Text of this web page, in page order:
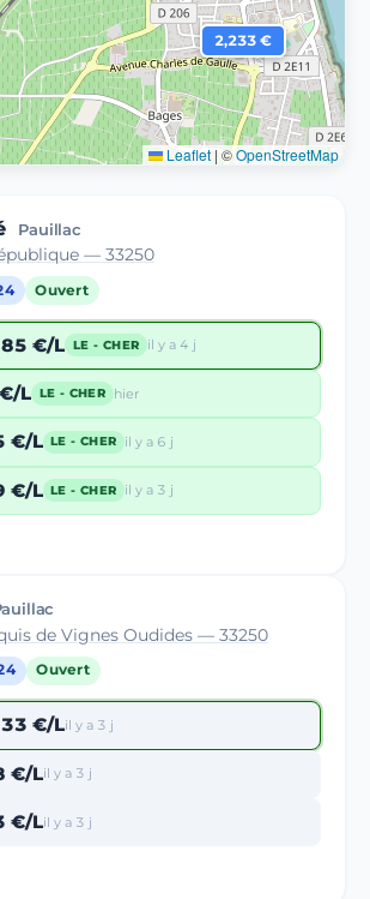
2,233 €
Leaflet| ©OpenStreetMap
Pauillac
— 33250
Ouvert
€/L LE - CHER il y a 4 j
L LE - CHER hier
€/L LE - CHER il y a 6 j
€/L LE - CHER il y a 3 j
de Vignes Oudides — 33250
Ouvert
€/Lil y a 3 j
€/Lil y a 3 j
€/Lil y a 3 j